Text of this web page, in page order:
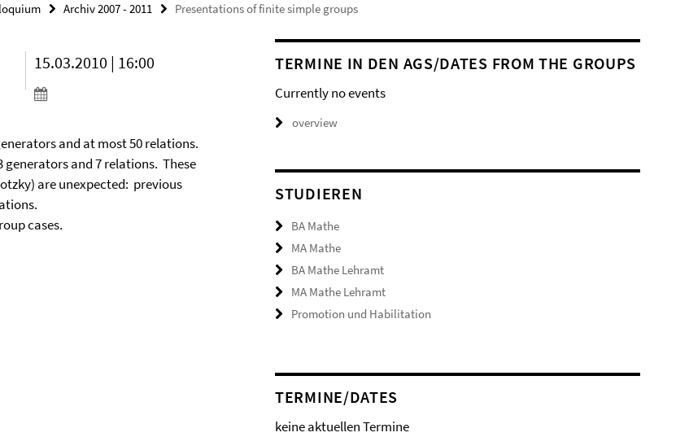
Archiv 2007 - 2011 Presentations of finite simple groups
15.03.2010 | 16:00
and at most 50 relations.
and 7 relations. These
are unexpected: previous
cases.
TERMINE IN DEN AGS/DATES FROM THE GROUPS
Currently no events
overview
STUDIEREN
BA Mathe
MA Mathe
BA Mathe Lehramt
MA Mathe Lehramt
Promotion und Habilitation
TERMINE/DATES
keine aktuellen Termine